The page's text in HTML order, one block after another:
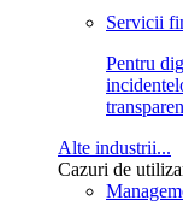
Servicii
Pentru
Alte industrii...
Cazuri de